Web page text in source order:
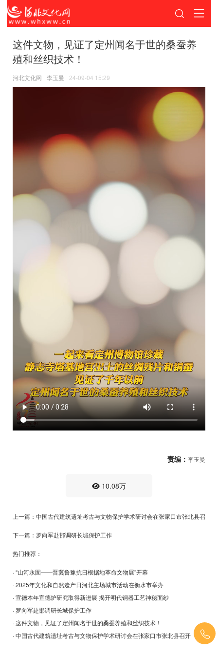
这件文物，见证了定州闻名于世的桑蚕养
殖和丝织技术！
河北文化网 李玉曼 24-09-04 15:29
责编： 李玉曼
10.08万
上一篇：中国古代建筑遗址考古与文物保护学术研讨会在张家口市张北县召开
下一篇：罗向军赴邯调研长城保护工作
热门推荐：
· “山河永固——晋冀鲁豫抗日根据地革命文物展”开幕
· 2025年文化和自然遗产日河北主场城市活动在衡水市举办
· 宣德本年宣德炉研究取得新进展 揭开明代铜器工艺神秘面纱
· 罗向军赴邯调研长城保护工作
· 这件文物，见证了定州闻名于世的桑蚕养殖和丝织技术！
· 中国古代建筑遗址考古与文物保护学术研讨会在张家口市张北县召开